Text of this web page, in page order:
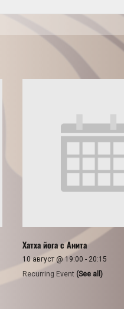
Хатха йога с Анита
10 август @ 19:00 - 20:15
Recurring Event (See all)